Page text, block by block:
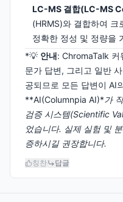
LC-MS 결합(LC-MS
(HRMS)와 결합하여 크
정확한 정성 및 정량을
*💡 안내: ChromaTalk 커
문가 답변, 그리고 일반
공되므로 모든 답변이 AI
**AI(Columnpia AI)*가
검증 시스템(Scientific
었습니다. 실제 실험 및
증하시길 권장합니다.
칭찬 답글